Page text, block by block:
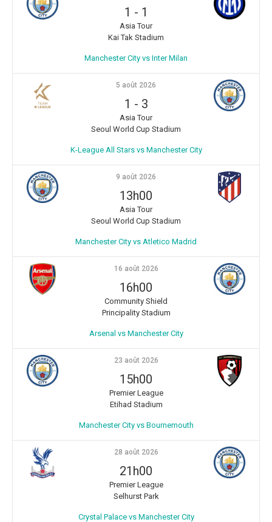
1 - 1
Asia Tour
Kai Tak Stadium
Manchester City vs Inter Milan
5 août 2026
1 - 3
Asia Tour
Seoul World Cup Stadium
K-League All Stars vs Manchester City
9 août 2026
13h00
Asia Tour
Seoul World Cup Stadium
Manchester City vs Atletico Madrid
16 août 2026
16h00
Community Shield
Principality Stadium
Arsenal vs Manchester City
23 août 2026
15h00
Premier League
Etihad Stadium
Manchester City vs Bournemouth
28 août 2026
21h00
Premier League
Selhurst Park
Crystal Palace vs Manchester City